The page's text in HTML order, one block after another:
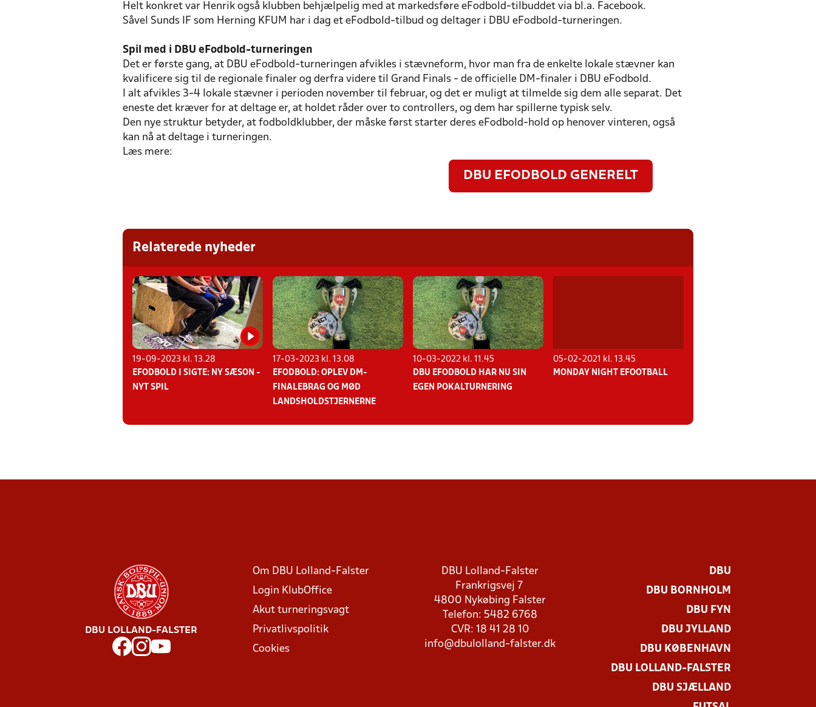
Helt konkret var Henrik også klubben behjælpelig med at markedsføre eFodbold-tilbuddet via bl.a. Facebook.
Såvel Sunds IF som Herning KFUM har i dag et eFodbold-tilbud og deltager i DBU eFodbold-turneringen.
Spil med i DBU eFodbold-turneringen
Det er første gang, at DBU eFodbold-turneringen afvikles i stævneform, hvor man fra de enkelte lokale stævner kan
kvalificere sig til de regionale finaler og derfra videre til Grand Finals - de officielle DM-finaler i DBU eFodbold.
I alt afvikles 3-4 lokale stævner i perioden november til februar, og det er muligt at tilmelde sig dem alle separat. Det
eneste det kræver for at deltage er, at holdet råder over to controllers, og dem har spillerne typisk selv.
Den nye struktur betyder, at fodboldklubber, der måske først starter deres eFodbold-hold op henover vinteren, også
kan nå at deltage i turneringen.
Læs mere:
DBU EFODBOLD GENERELT
Relaterede nyheder
19-09-2023 kl. 13.28
EFODBOLD I SIGTE: NY SÆSON -
NYT SPIL
17-03-2023 kl. 13.08
EFODBOLD: OPLEV DM-
FINALEBRAG OG MØD
LANDSHOLDSTJERNERNE
10-03-2022 kl. 11.45
DBU EFODBOLD HAR NU SIN
EGEN POKALTURNERING
05-02-2021 kl. 13.45
MONDAY NIGHT EFOOTBALL
DBU LOLLAND-FALSTER
Om DBU Lolland-Falster
Login KlubOffice
Akut turneringsvagt
Privatlivspolitik
Cookies
DBU Lolland-Falster
Frankrigsvej 7
4800 Nykøbing Falster
Telefon: 5482 6768
CVR: 18 41 28 10
info@dbulolland-falster.dk
DBU
DBU BORNHOLM
DBU FYN
DBU JYLLAND
DBU KØBENHAVN
DBU LOLLAND-FALSTER
DBU SJÆLLAND